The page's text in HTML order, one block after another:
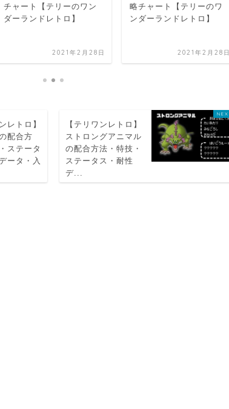
チャート【テリーのワン
ダーランドレトロ】
2021年2月28日
略チャート【テリーのワ
ンダーランドレトロ】
2021年2月28日
レトロ】
配合方
ステータ
ータ・入
【テリワンレトロ】
ストロングアニマル
の配合方法・特技・
ステータス・耐性
デ...